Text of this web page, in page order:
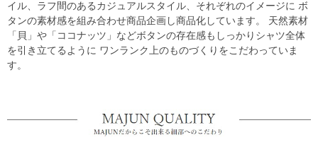
イル、ラフ間のあるカジュアルスタイル、それぞれのイメージに ボ
タンの素材感を組み合わせ商品企画し商品化しています。 天然素材
「貝」や「ココナッツ」などボタンの存在感もしっかりシャツ全体
を引き立てるように ワンランク上のものづくりをこだわっていま
す。